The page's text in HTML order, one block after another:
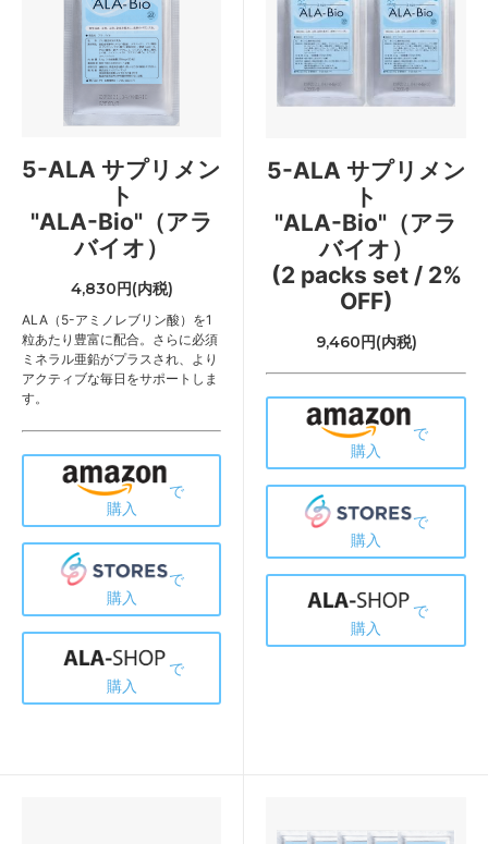
5-ALA サプリメン
ト
"ALA-Bio"（アラ
バイオ）
4,830円(内税)
ALA（5-アミノレブリン酸）を1
粒あたり豊富に配合。さらに必須
ミネラル亜鉛がプラスされ、より
アクティブな毎日をサポートしま
す。
で
購入
で
購入
で
購入
5-ALA サプリメン
ト
"ALA-Bio"（アラ
バイオ）
(2 packs set / 2%
OFF)
9,460円(内税)
で
購入
で
購入
で
購入